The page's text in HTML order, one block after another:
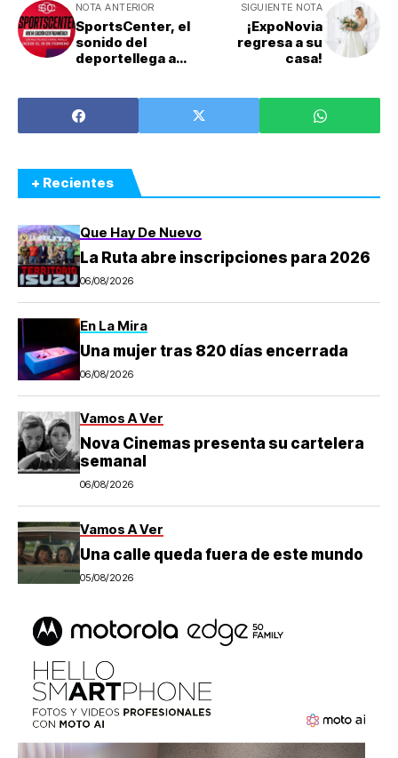
NOTA ANTERIOR
SportsCenter, el
sonido del
deportellega a
SIGUIENTE NOTA
¡ExpoNovia
regresa a su
casa!
+ Recientes
Que Hay De Nuevo
La Ruta abre inscripciones para 2026
06/08/2026
En La Mira
Una mujer tras 820 días encerrada
06/08/2026
Vamos A Ver
Nova Cinemas presenta su cartelera
semanal
06/08/2026
Vamos A Ver
Una calle queda fuera de este mundo
05/08/2026